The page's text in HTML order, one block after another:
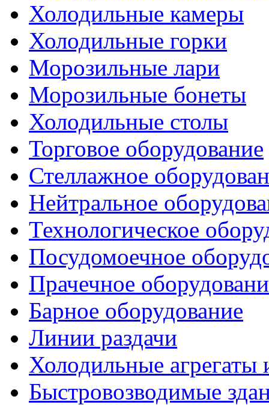
Холодильные камеры
Холодильные горки
Морозильные лари
Морозильные бонеты
Холодильные столы
Торговое оборудование
Стеллажное
Нейтральное
Технологическое
Посудомоечное
Прачечное
Барное оборудование
Линии раздачи
Холодильные агрегаты
Быстровозводимые